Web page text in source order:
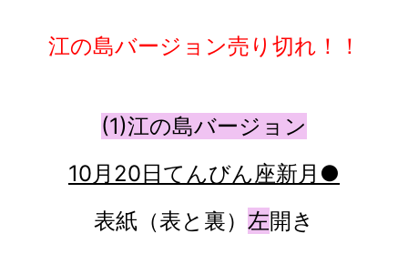
江の島バージョン売り切れ！！
(1)江の島バージョン
10月20日てんびん座新月●
表紙（表と裏） 左開き